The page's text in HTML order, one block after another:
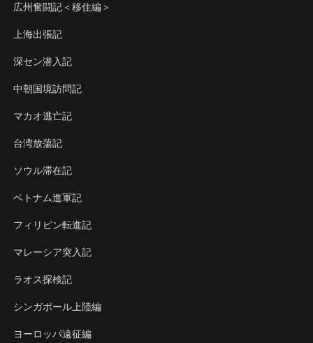
広州奮闘記＜移住編＞
上海出張記
深セン潜入記
中朝国境訪問記
マカオ逃亡記
台湾放蕩記
ソウル滞在記
ベトナム進軍記
フィリピン転進記
マレーシア突入記
ラオス探検記
シンガポール上陸編
ヨーロッパ遠征編